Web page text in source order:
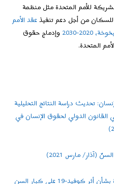
للأمم المتحدة مثل منظمة
للسكان من أجل دعم تنفيذعقد الأمم
2030
وإدماج حقوق
المتحدة.
تحديث دراسة النتائج التحليلية
في القانون الدولي لحقوق الإنسان في
(آذار/ مارس 2021)